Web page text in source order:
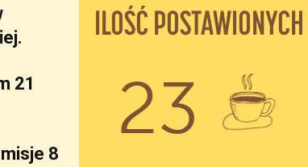
21
misje 8
ILOŚĆ
23